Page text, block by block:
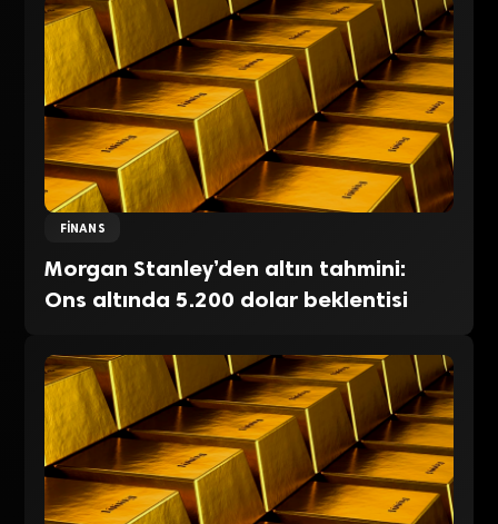
FINANS
Morgan Stanley’den altın tahmini:
Ons altında 5.200 dolar beklentisi